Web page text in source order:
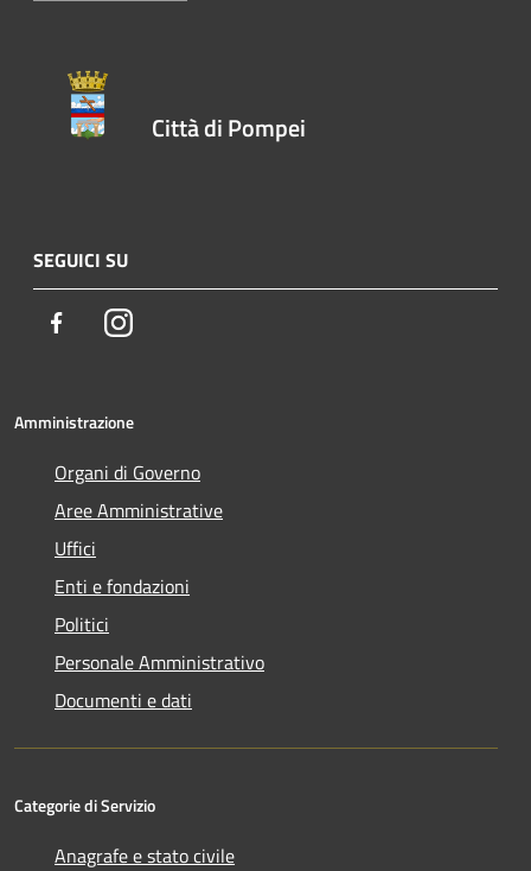
Città di Pompei
SEGUICI SU
FacebookInstagram
Amministrazione
Organi di Governo
Aree Amministrative
Uffici
Enti e fondazioni
Politici
Personale Amministrativo
Documenti e dati
Categorie di Servizio
Anagrafe e stato civile